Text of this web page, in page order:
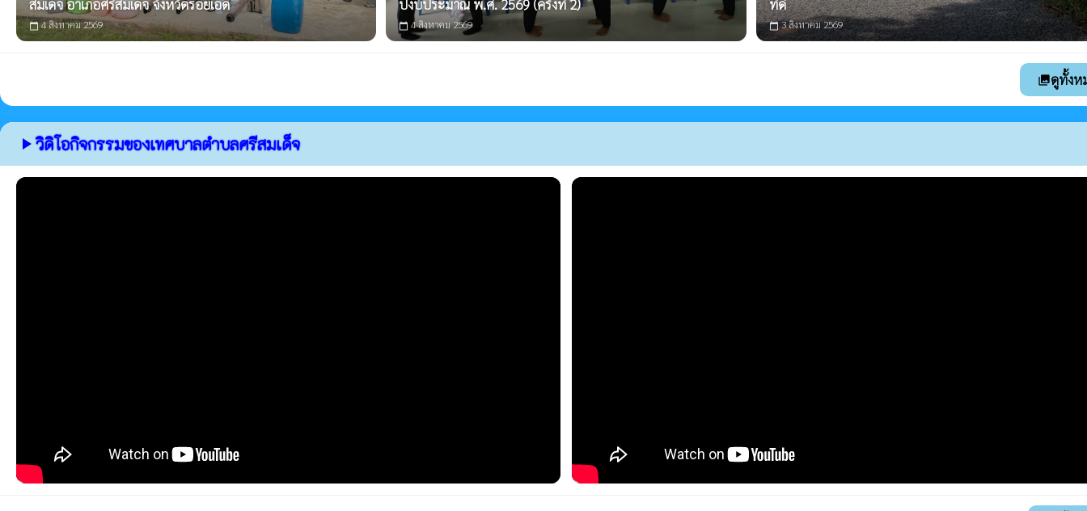
สมเด็จ อำเภอศรีสมเด็จ จังหวัดร้อยเอ็ด
calendar_today4 สิงหาคม 2569
ปีงบประมาณ พ.ศ. 2569 (ครั้งที่ 2)
calendar_today 4 สิงหาคม 2569
ที่ดี
calendar_today3 สิงหาคม 2569
photo_libraryดูทั้งห
play_arrowวิดิโอกิจกรรมของเทศบาลตำบลศรีสมเด็จ